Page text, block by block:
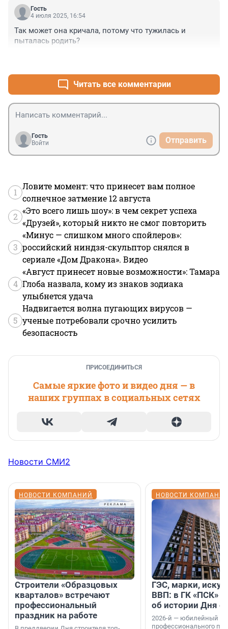
Гость
4 июля 2025, 16:54
Так может она кричала, потому что тужилась и
пыталась родить?
Читать все комментарии
Гость
Войти
Отправить
1
Ловите момент: что принесет вам полное
солнечное затмение 12 августа
2
«Это всего лишь шоу»: в чем секрет успеха
«Друзей», который никто не смог повторить
3
«Минус — слишком много спойлеров»:
российский ниндзя-скульптор снялся в
сериале «Дом Дракона». Видео
4
«Август принесет новые возможности»: Тамара
Глоба назвала, кому из знаков зодиака
улыбнется удача
5
Надвигается волна пугающих вирусов —
ученые потребовали срочно усилить
безопасность
ПРИСОЕДИНИТЬСЯ
Самые яркие фото и видео дня — в
наших группах в социальных сетях
Новости СМИ2
НОВОСТИ КОМПАНИЙ
Строители «Образцовых
кварталов» встречают
профессиональный
праздник на работе
НОВОСТИ
ГЭС, марки,
ВВП: в ГК «ПСК»
об истории Дня
2026-й — юбилейный
профессионального